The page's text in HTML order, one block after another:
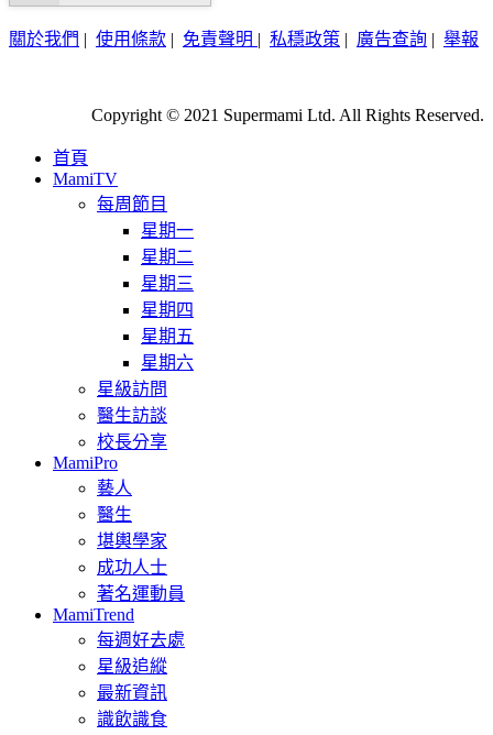
關於我們 | 使用條款 | 免責聲明 | 私穩政策 | 廣告查詢 | 舉報
Copyright © 2021 Supermami Ltd. All Rights Reserved.
首頁
MamiTV
每周節目
星期一
星期二
星期三
星期四
星期五
星期六
星級訪問
醫生訪談
校長分享
MamiPro
藝人
醫生
堪輿學家
成功人士
著名運動員
MamiTrend
每週好去處
星級追縱
最新資訊
識飲識食